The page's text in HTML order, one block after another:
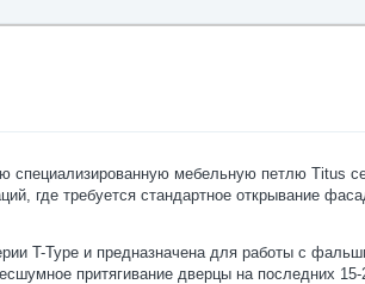
мебельную петлю Titus
где требуется стандартное открывание
T-Type и предназначена для работы с
притягивание дверцы на последних